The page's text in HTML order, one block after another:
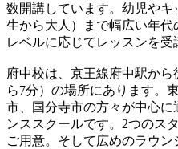
数開講しています。幼児や
生から大人）まで幅広い年
レベルに応じてレッスンを受
府中校は、京王線府中駅か
ら7分）の場所にあります。
市、国分寺市の方々が中心
ンススクールです。2つのス
ご用意。そして広めのラウ